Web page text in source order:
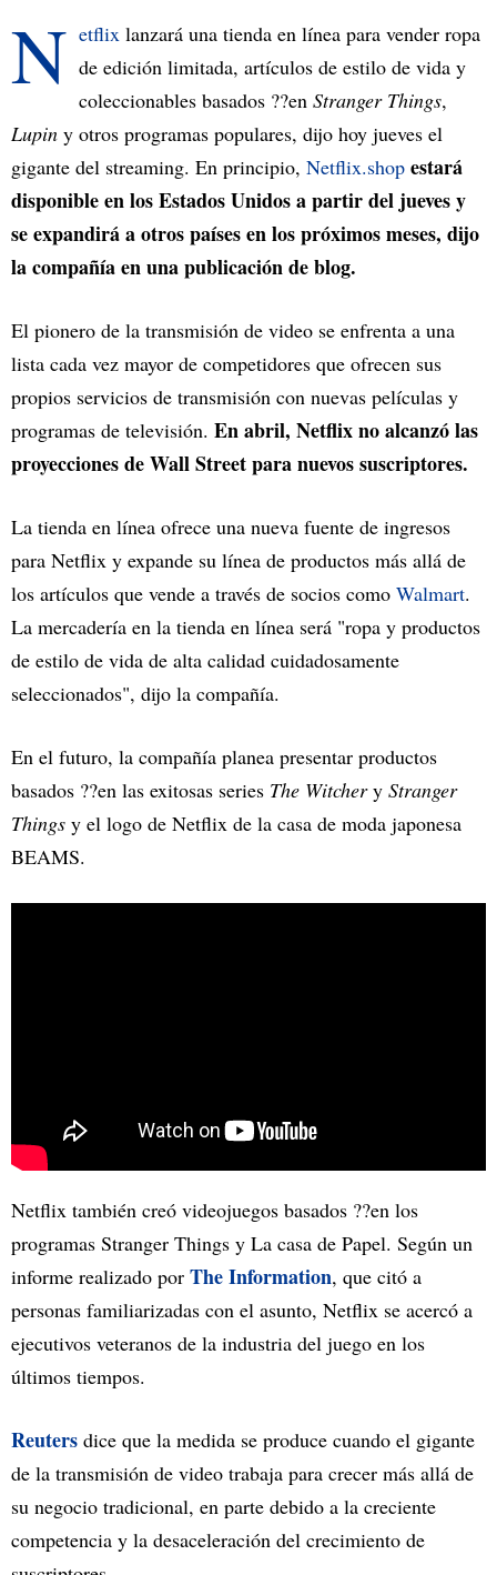
N etflix lanzará una tienda en línea para vender ropa
de edición limitada, artículos de estilo de vida y
coleccionables basados ??en Stranger Things,
Lupin y otros programas populares, dijo hoy jueves el
gigante del streaming. En principio, Netflix.shop estará
disponible en los Estados Unidos a partir del jueves y
se expandirá a otros países en los próximos meses, dijo
la compañía en una publicación de blog.
El pionero de la transmisión de video se enfrenta a una
lista cada vez mayor de competidores que ofrecen sus
propios servicios de transmisión con nuevas películas y
programas de televisión. En abril, Netflix no alcanzó las
proyecciones de Wall Street para nuevos suscriptores.
La tienda en línea ofrece una nueva fuente de ingresos
para Netflix y expande su línea de productos más allá de
los artículos que vende a través de socios como Walmart.
La mercadería en la tienda en línea será "ropa y productos
de estilo de vida de alta calidad cuidadosamente
seleccionados", dijo la compañía.
En el futuro, la compañía planea presentar productos
basados ??en las exitosas series The Witchery Stranger
Things y el logo de Netflix de la casa de moda japonesa
BEAMS.
Netflix también creó videojuegos basados ??en los
programas Stranger Things y La casa de Papel. Según un
informe realizado por The Information, que citó a
personas familiarizadas con el asunto, Netflix se acercó a
ejecutivos veteranos de la industria del juego en los
últimos tiempos.
Reuters dice que la medida se produce cuando el gigante
de la transmisión de video trabaja para crecer más allá de
su negocio tradicional, en parte debido a la creciente
competencia y la desaceleración del crecimiento de